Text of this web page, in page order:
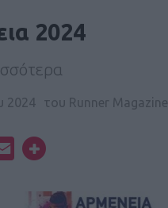
2024
2024 του Runner Magazine
Email